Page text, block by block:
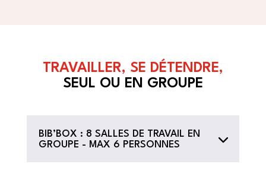
TRAVAILLER, SE DÉTENDRE,
SEUL OU EN GROUPE
BIB’BOX : 8 SALLES DE TRAVAIL EN
GROUPE - MAX 6 PERSONNES